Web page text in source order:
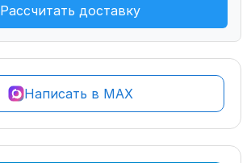
Рассчитать доставку
Написать в MAX